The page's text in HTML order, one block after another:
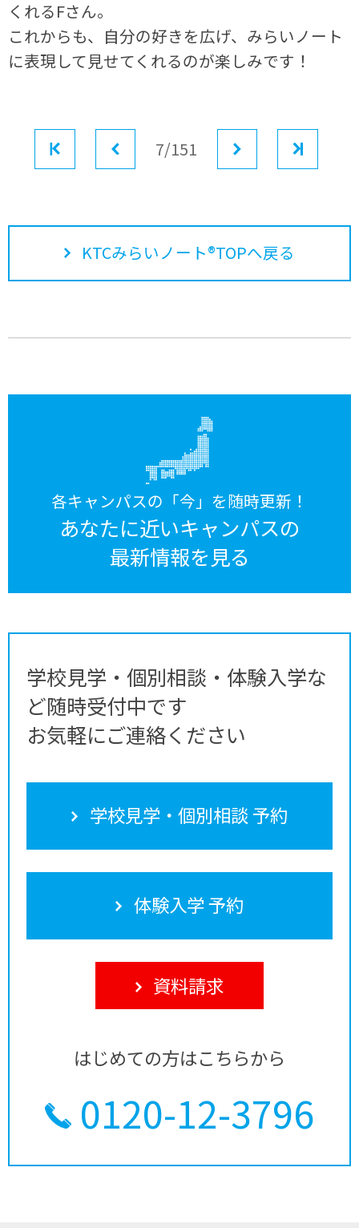
くれるFさん。
これからも、自分の好きを広げ、みらいノート
に表現して見せてくれるのが楽しみです！
前へ7/151
KTCみらいノート®TOPへ戻る
各キャンパスの「今」を随時更新！
あなたに近いキャンパスの
最新情報を見る
学校見学・個別相談・体験入学な
ど随時受付中です
お気軽にご連絡ください
学校見学・個別相談 予約
体験入学 予約
資料請求
はじめての方はこちらから
0120-12-3796